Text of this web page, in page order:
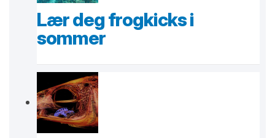
Lær deg frogkicks i
sommer